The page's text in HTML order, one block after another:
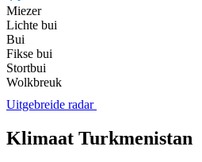
Miezer
Lichte bui
Bui
Fikse bui
Stortbui
Wolkbreuk
Uitgebreide radar
Klimaat Turkmenistan